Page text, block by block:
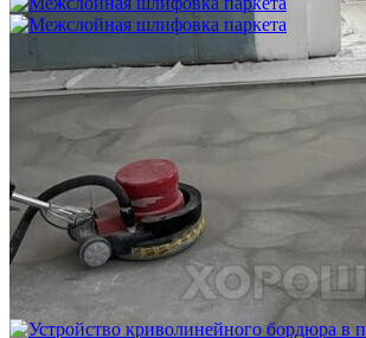
Межслойная шлифовка паркета
1 200 ₽